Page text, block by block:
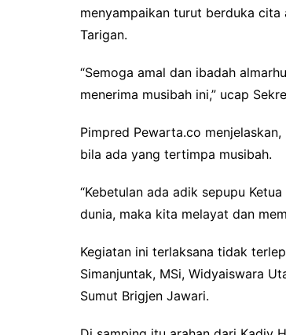
menyampaikan turut berduka cita
Tarigan.
“Semoga amal dan ibadah
menerima musibah ini,” ucap
Pimpred Pewarta.co
bila ada yang tertimpa musibah.
“Kebetulan ada adik sepupu
dunia, maka kita melayat dan
Kegiatan ini terlaksana tidak
Simanjuntak, MSi, Widyaiswara
Sumut Brigjen Jawari.